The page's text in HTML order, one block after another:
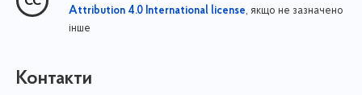
Attribution 4.0 International license, якщо не зазначено
інше
Контакти